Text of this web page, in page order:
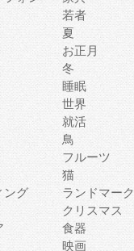
若者
夏
お正月
冬
睡眠
世界
就活
鳥
フルーツ
猫
ング ランドマーク
クリスマス
食器
映画